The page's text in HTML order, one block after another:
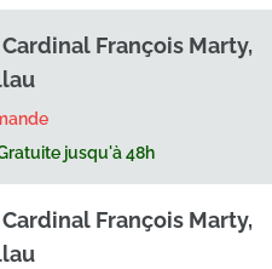
François Marty,
jusqu'à 48h
François Marty,